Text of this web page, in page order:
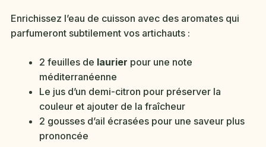
Enrichissez l’eau de cuisson avec des aromates qui
parfumeront subtilement vos artichauts :
2 feuilles de laurier pour une note
méditerranéenne
Le jus d’un demi-citron pour préserver la
couleur et ajouter de la fraîcheur
2 gousses d’ail écrasées pour une saveur plus
prononcée